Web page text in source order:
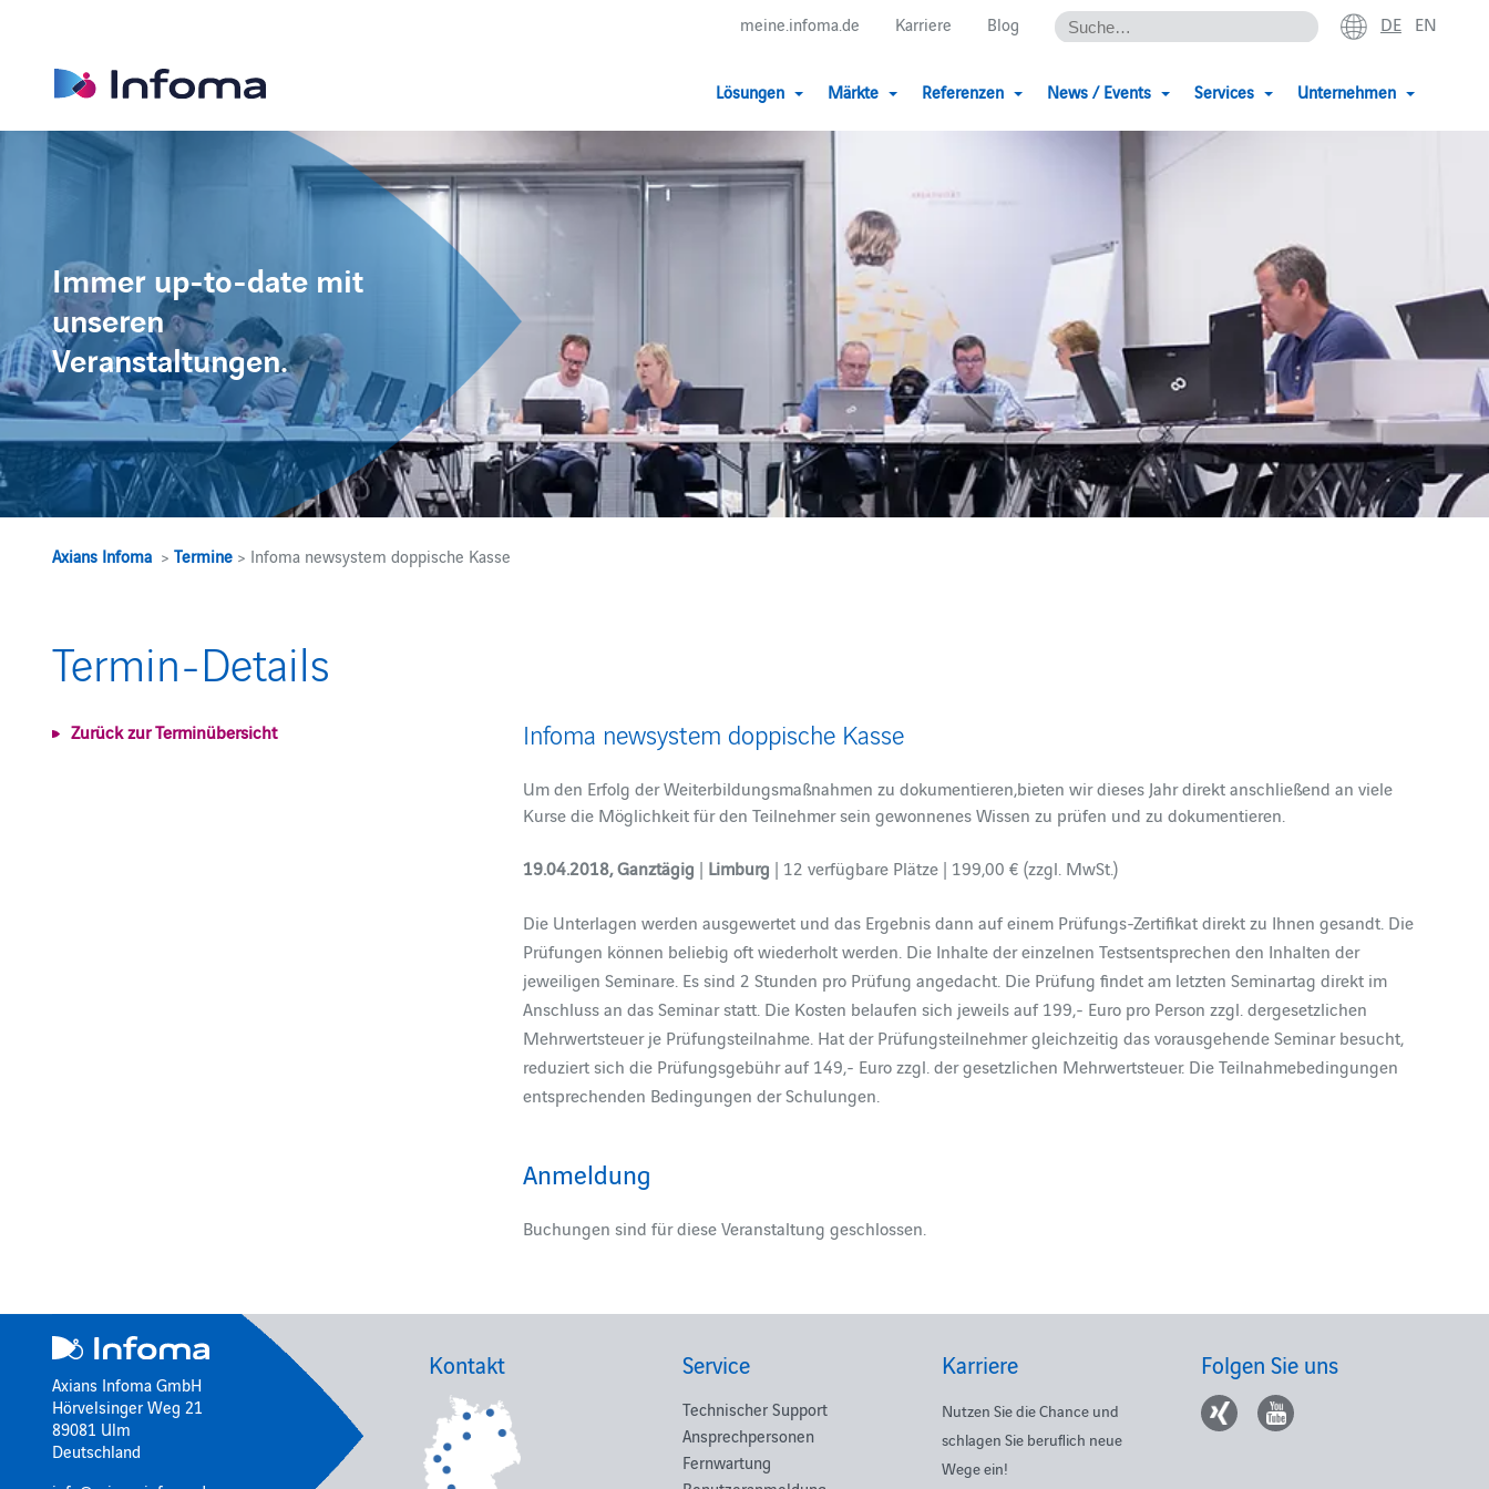
meine.infoma.de Karriere Blog DE EN
Lösungen Märkte Referenzen News / Events Services Unternehmen
Immer up-to-date mit
unseren
Veranstaltungen.
Axians Infoma >Termine > Infoma newsystem doppische Kasse
Termin-Details
Zurück zur Terminübersicht Infoma newsystem doppische Kasse
Um den Erfolg der Weiterbildungsmaßnahmen zu dokumentieren,bieten wir dieses Jahr direkt anschließend an viele
Kurse die Möglichkeit für den Teilnehmer sein gewonnenes Wissen zu prüfen und zu dokumentieren.
19.04.2018, Ganztägig | Limburg | 12 verfügbare Plätze | 199,00 € (zzgl. MwSt.)
Die Unterlagen werden ausgewertet und das Ergebnis dann auf einem Prüfungs-Zertifikat direkt zu Ihnen gesandt. Die
Prüfungen können beliebig oft wiederholt werden. Die Inhalte der einzelnen Testsentsprechen den Inhalten der
jeweiligen Seminare. Es sind 2 Stunden pro Prüfung angedacht. Die Prüfung findet am letzten Seminartag direkt im
Anschluss an das Seminar statt. Die Kosten belaufen sich jeweils auf 199,- Euro pro Person zzgl. dergesetzlichen
Mehrwertsteuer je Prüfungsteilnahme. Hat der Prüfungsteilnehmer gleichzeitig das vorausgehende Seminar besucht,
reduziert sich die Prüfungsgebühr auf 149,- Euro zzgl. der gesetzlichen Mehrwertsteuer. Die Teilnahmebedingungen
entsprechenden Bedingungen der Schulungen.
Anmeldung
Buchungen sind für diese Veranstaltung geschlossen.
Axians Infoma GmbH
Hörvelsinger Weg 21
89081 Ulm
Deutschland
Kontakt Service
Technischer Support
Ansprechpersonen
Fernwartung
Karriere
Nutzen Sie die Chance und
schlagen Sie beruflich neue
Wege ein!
Folgen Sie uns